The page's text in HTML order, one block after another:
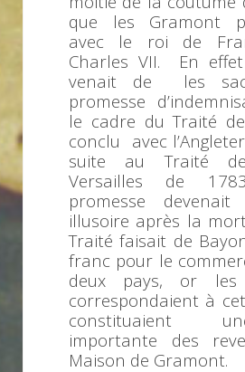
que les Gramont
avec le roi de
Charles VII. En
venait de les
promesse
le cadre du Traité
conclu avec
suite au Traité
Versailles de
promesse devenait
illusoire après la
Traité faisait de
franc pour le
deux pays, or
correspondaient à
constituaient
importante des
Maison de Gramont.